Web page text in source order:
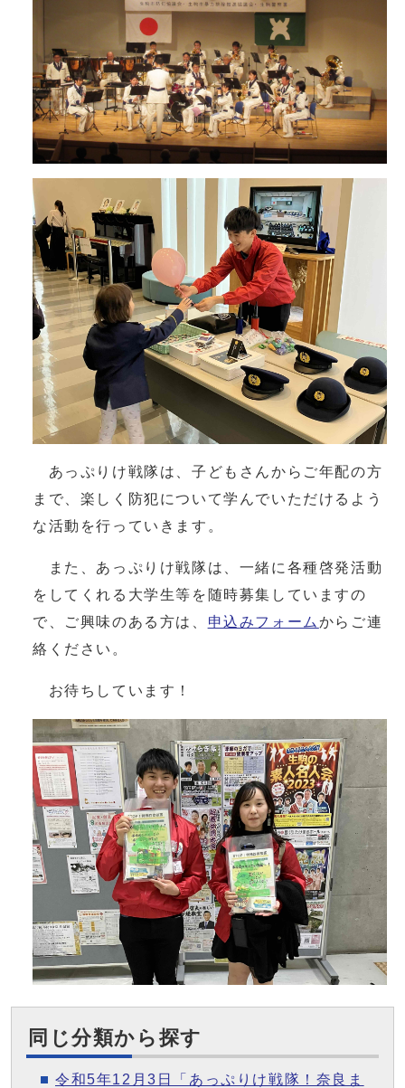
あっぷりけ戦隊は、子どもさんからご年配の方
まで、楽しく防犯について学んでいただけるよう
な活動を行っていきます。
また、あっぷりけ戦隊は、一緒に各種啓発活動
をしてくれる大学生等を随時募集していますの
で、ご興味のある方は、 申込みフォーム からご連
絡ください。
お待ちしています！
同じ分類から探す
令和5年12月3日「あっぷりけ戦隊！奈良ま